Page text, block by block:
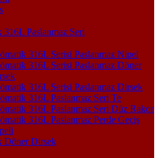
316L Paslanmaz Seri
316L Serisi Paslanmaz Nipel
316L Serisi Paslanmaz Döner
316L Serisi Paslanmaz Dirsek
316L Paslanmaz Seri Te
316L Paslanmaz Seri Düz Rakor
316L Paslanmaz Perde Geçiş
Döner Dirsek